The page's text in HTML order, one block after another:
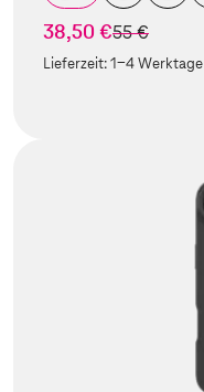
38,50 €statt
55 €
Lieferzeit:1-4 Werktage